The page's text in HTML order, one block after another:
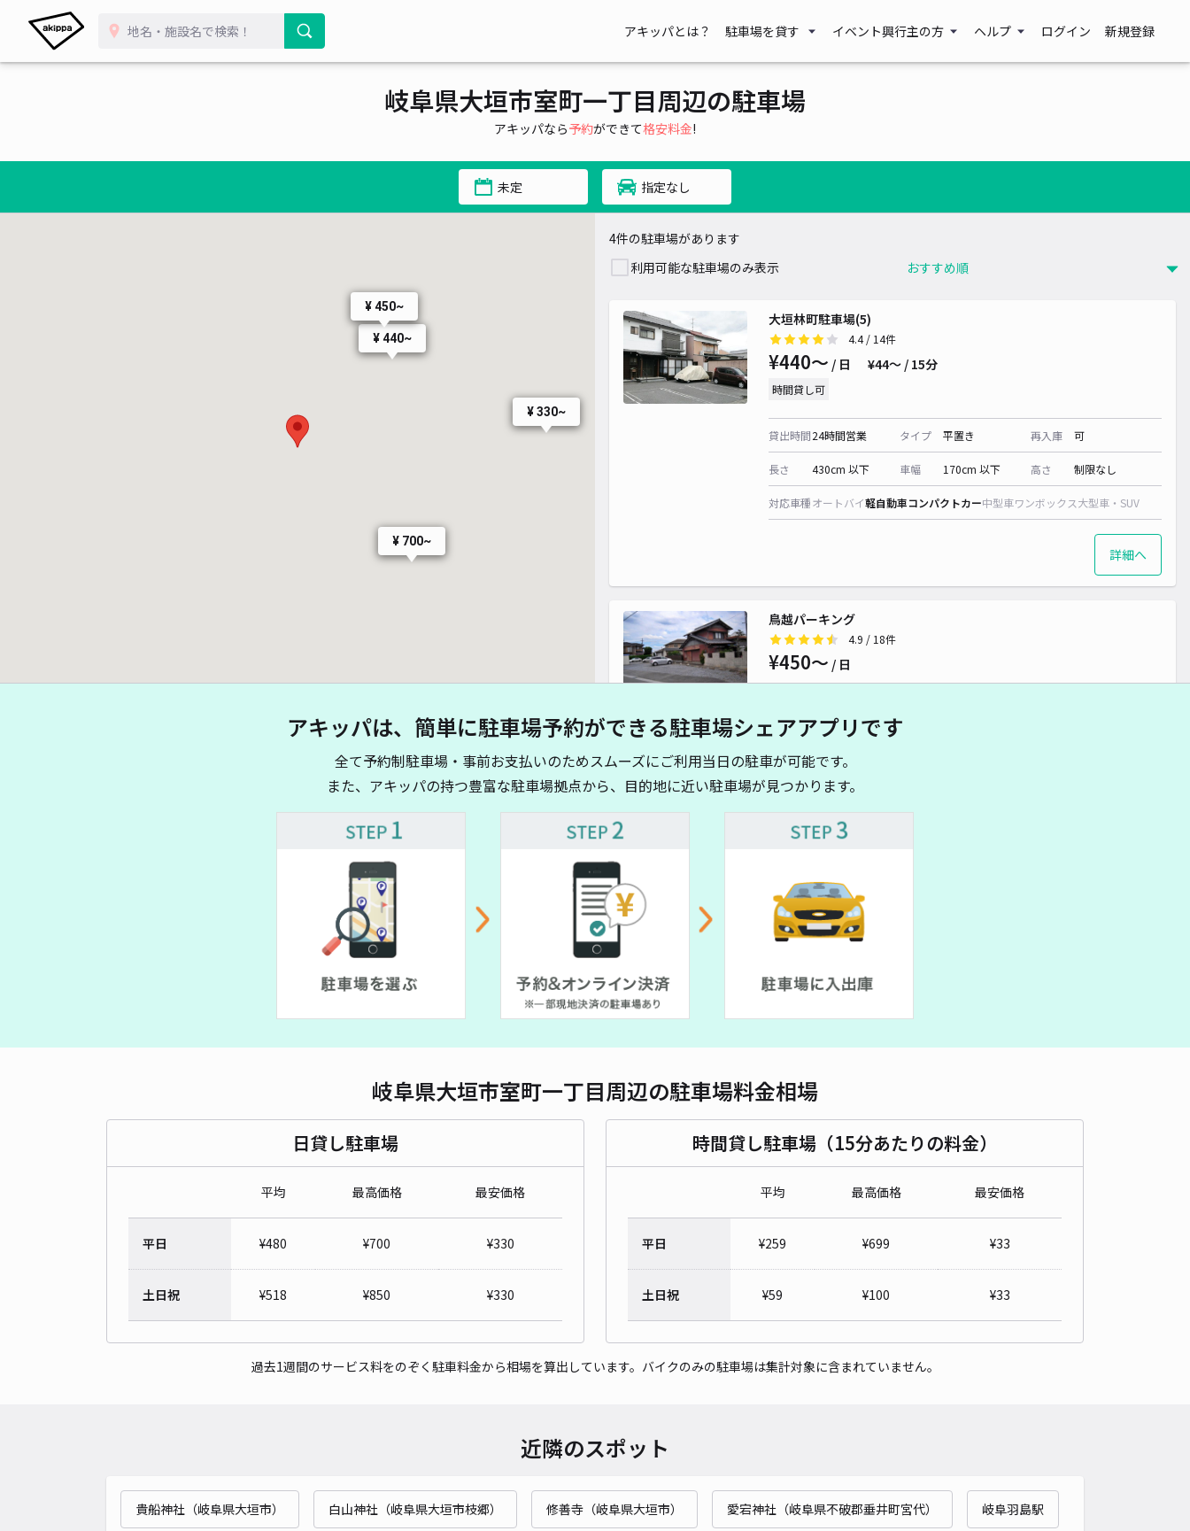
アキッパとは？ 駐車場を貸す イベント興行主の方 ヘルプ ログイン 新規登録
岐阜県大垣市室町一丁目周辺の駐車場
アキッパなら予約ができて格安料金!
未定 指定なし
¥ 440~
¥ 450~
¥ 700~
¥ 330~
4件の駐車場があります
利用可能な駐車場のみ表示
大垣林町駐車場(5)
4.4/ 14件
¥440〜 / 日 ¥44〜 / 15分
時間貸し可
貸出時間24時間営業 タイプ 平置き 再入庫 可
長さ 430cm 以下 車幅 170cm 以下 高さ 制限なし
対応車種オートバイ軽自動車コンパクトカー中型車ワンボックス大型車・SUV
詳細へ
鳥越パーキング
4.9 / 18件
¥450〜 / 日
貸出時間 24時間営業
長さ 500cm 以下
大垣市南頬駐車場
5/ 1件
時間貸し可
対応車種オートバイ
ワークショップ24駐車場 Bブロック
4.2/ 9件
¥330〜/ 日 ¥33〜 / 15分
時間貸し可
長さ 500cm 以下 車幅
アキッパは、簡単に駐車場予約ができる駐車場シェアアプリです
全て予約制駐車場・事前お支払いのためスムーズにご利用当日の駐車が可能です。
また、アキッパの持つ豊富な駐車場拠点から、目的地に近い駐車場が見つかります。
岐阜県大垣市室町一丁目周辺の駐車場料金相場
日貸し駐車場
平均 最高価格 最安価格
平日 ¥480 ¥700 ¥330
土日祝 ¥518 ¥850 ¥330
時間貸し駐車場（15分あたりの料金）
平均 最高価格 最安価格
平日 ¥259 ¥699 ¥33
土日祝 ¥59 ¥100 ¥33
過去1週間のサービス料をのぞく駐車料金から相場を算出しています。バイクのみの駐車場は集計対象に含まれていません。
近隣のスポット
貴船神社（岐阜県大垣市） 白山神社（岐阜県大垣市枝郷） 修善寺（岐阜県大垣市） 愛宕神社（岐阜県不破郡垂井町宮代） 岐阜羽島駅